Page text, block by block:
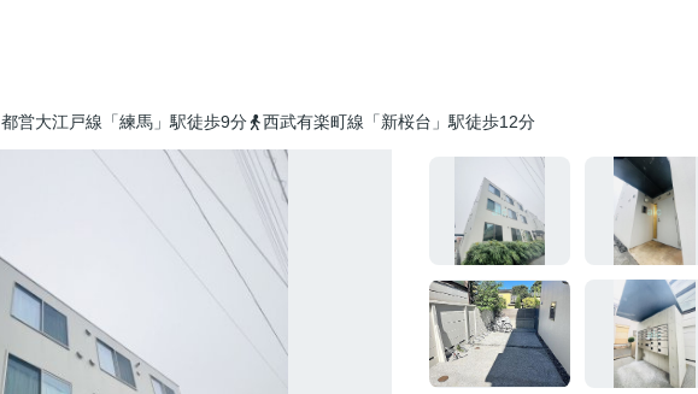
都営大江戸線「練馬」駅徒歩9分 西武有楽町線「新桜台」駅徒歩12分